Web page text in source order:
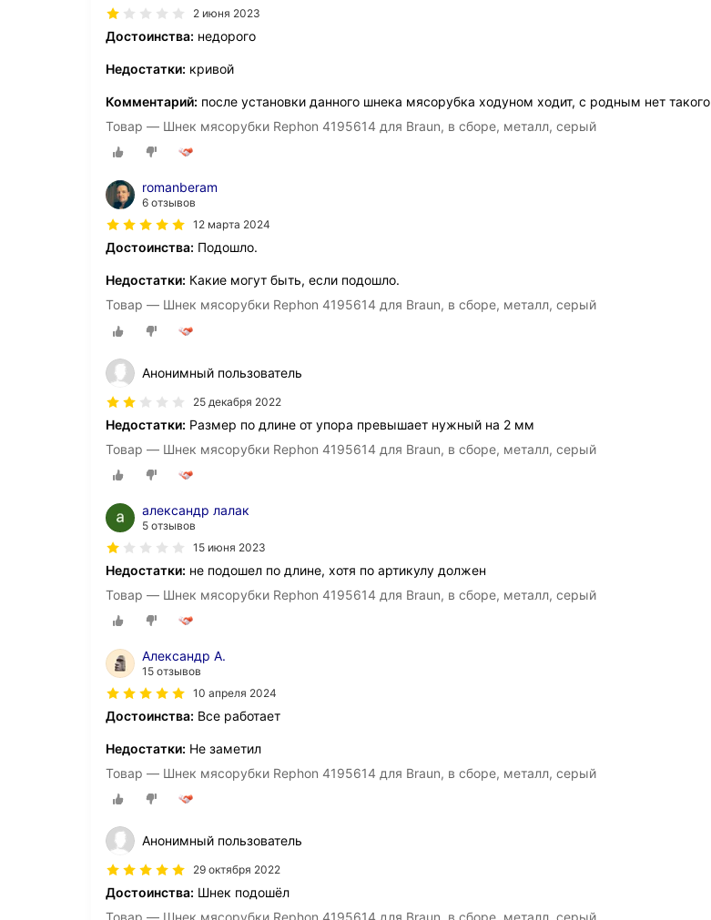
2 июня 2023
Достоинства: недорого
Недостатки: кривой
Комментарий: после установки данного шнека мясорубка ходуном ходит, с родным нет такого
Товар — Шнек мясорубки Rephon 4195614 для Braun, в сборе, металл, серый
romanberam
6 отзывов
12 марта 2024
Достоинства: Подошло.
Недостатки: Какие могут быть, если подошло.
Товар — Шнек мясорубки Rephon 4195614 для Braun, в сборе, металл, серый
Анонимный пользователь
25 декабря 2022
Недостатки: Размер по длине от упора превышает нужный на 2 мм
Товар — Шнек мясорубки Rephon 4195614 для Braun, в сборе, металл, серый
александр лалак
5 отзывов
15 июня 2023
Недостатки: не подошел по длине, хотя по артикулу должен
Товар — Шнек мясорубки Rephon 4195614 для Braun, в сборе, металл, серый
Александр А.
15 отзывов
10 апреля 2024
Достоинства: Все работает
Недостатки: Не заметил
Товар — Шнек мясорубки Rephon 4195614 для Braun, в сборе, металл, серый
Анонимный пользователь
29 октября 2022
Достоинства: Шнек подошёл